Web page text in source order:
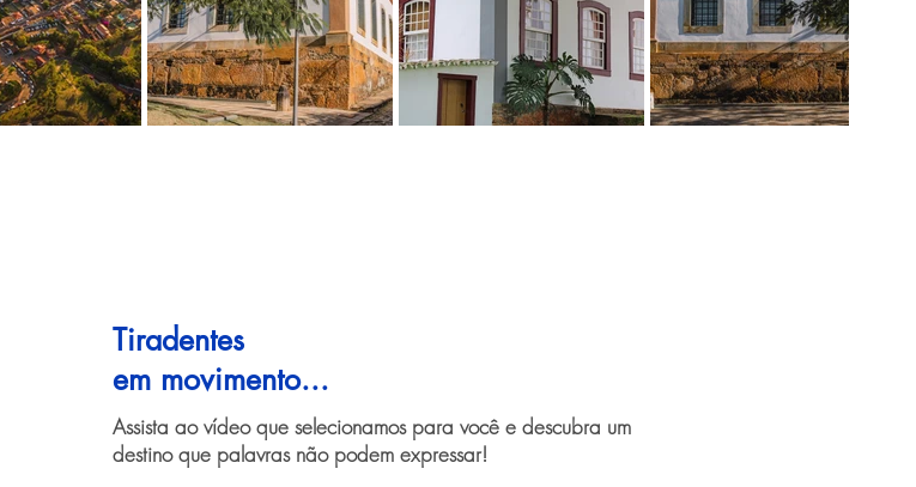
Tiradentes
em movimento...
Assista ao vídeo que selecionamos para você e descubra um
destino que palavras não podem expressar!